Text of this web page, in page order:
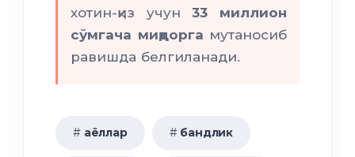
хотин-қиз учун33 миллион
сўмгача миқдорга мутаносиб
равишда белгиланади.
аёллар бандлик